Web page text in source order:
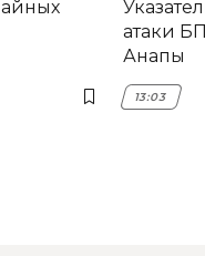
атаки
Анапы
13:03